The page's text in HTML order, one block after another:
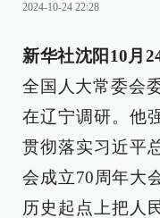
2024-10-24 22:28
新华社沈阳10月
全国人大常委会
在辽宁调研。他
贯彻落实习近平
会成立70周年大
历史起点上把人